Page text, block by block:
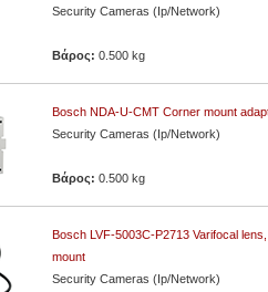
Security Cameras (Ip/Network)
Βάρος:0.500 kg
Bosch NDA-U-CMT Corner mount
Security Cameras (Ip/Network)
Βάρος:0.500 kg
Bosch LVF-5003C-P2713 Varifocal
mount
Security Cameras (Ip/Network)